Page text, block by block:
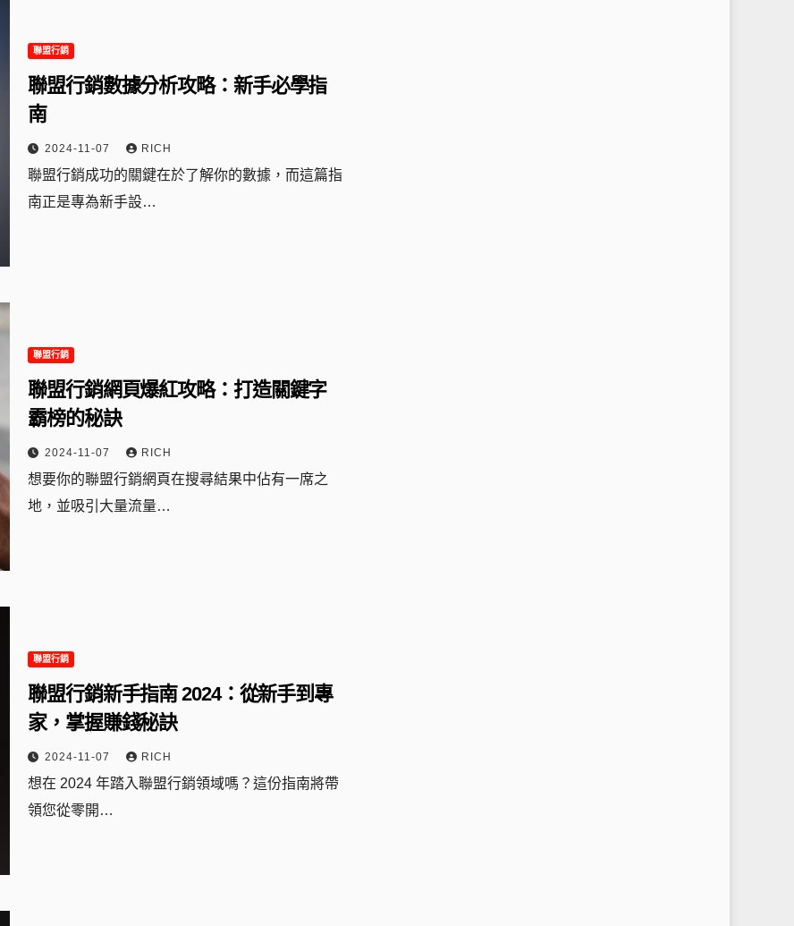
聯盟行銷
聯盟行銷數據分析攻略：新手必學指
南
2024-11-07 RICH
聯盟行銷成功的關鍵在於了解你的數據，而這篇指
南正是專為新手設…
聯盟行銷
聯盟行銷網頁爆紅攻略：打造關鍵字
霸榜的秘訣
2024-11-07 RICH
想要你的聯盟行銷網頁在搜尋結果中佔有一席之
地，並吸引大量流量…
聯盟行銷
聯盟行銷新手指南 2024：從新手到專
家，掌握賺錢秘訣
2024-11-07 RICH
想在 2024 年踏入聯盟行銷領域嗎？這份指南將帶
領您從零開…